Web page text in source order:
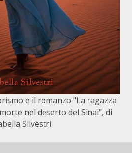
e il romanzo "La ragazza
nel deserto del Sinai", di
Silvestri